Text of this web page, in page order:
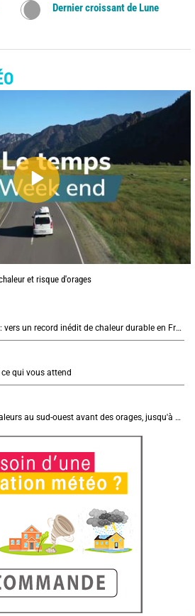
Dernier croissant de Lune
et risque d'orages
Vague de chaleur et canicule : vers un record inédit de chaleur durable en France
qui vous attend
Météo demain : très fortes chaleurs au sud-ouest avant des orages, jusqu'à 39°C